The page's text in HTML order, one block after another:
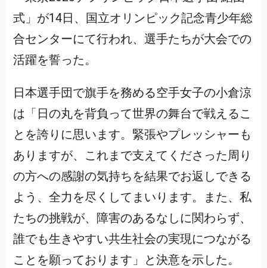
式」が14日、国立オリンピック記念青少年総
合センターにて行われ、選手たちが大会での
活躍を誓った。
日本選手団で旗手を務める空手女子の小倉涼
は「日の丸を背負って世界の舞台で戦えるこ
とを誇りに思います。緊張やプレッシャーも
ありますが、これまで支えてくださった周り
の方への感謝の気持ちを結果でお返しできる
よう、全力を尽くしてまいります。また、私
たちの挑戦が、障害のあるなしに関わらず、
誰でも生きやすい共生社会の実現につながる
ことを願っております」と決意を示した。